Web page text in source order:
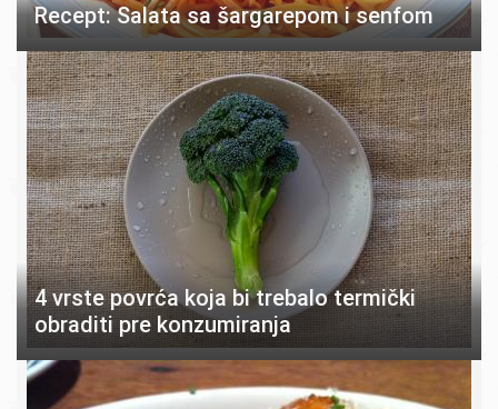
Recept: Salata sa šargarepom i senfom
4 vrste povrća koja bi trebalo termički
obraditi pre konzumiranja